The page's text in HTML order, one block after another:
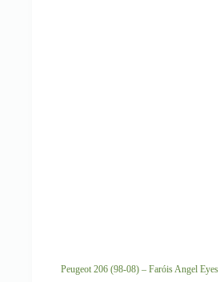
Peugeot 206 (98-08) – Faróis Angel